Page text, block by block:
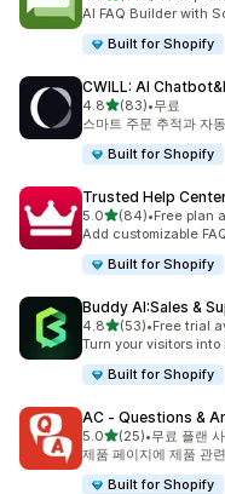
AI FAQ Builder with
Built for Shopify
CWILL: AI
4.8별 5개 중
(83)
총 리뷰 83개
•무료
스마트 주문 추적과 자
Built for Shopify
Trusted Help
5.0별 5개 중
(84)
총 리뷰 84개
•Free plan
Add customizable
Built for Shopify
Buddy AI:Sales &
4.8별 5개 중
(53)
총 리뷰 53개
•Free trial
Turn your visitors
Built for Shopify
AC ‑ Questions &
5.0별 5개 중
(25)
총 리뷰 25개
•무료 플랜
제품 페이지에 제품 관
Built for Shopify